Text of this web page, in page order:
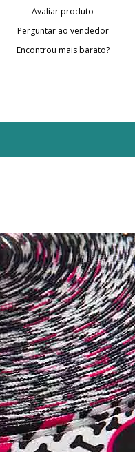
Avaliar produto
Perguntar ao vendedor
Encontrou mais barato?